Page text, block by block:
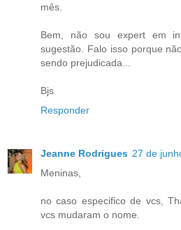
mês.
Bem, não sou expert em
sugestão. Falo isso porque
sendo prejudicada...
Bjs
Responder
Jeanne Rodrigues 27 de
Meninas,
no caso especifico de vcs,
vcs mudaram o nome.